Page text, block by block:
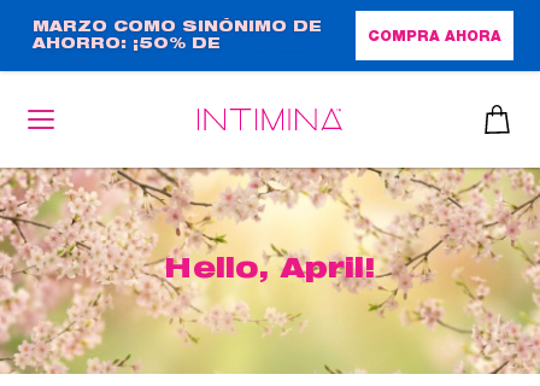
contenido
principal
MARZO COMO SINÓNIMO DE
AHORRO: ¡50% DE
TAMAÑO NORMAL!
COMPRA AHORA
Hello, April!